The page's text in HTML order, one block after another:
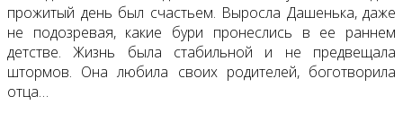
прожитый день был счастьем. Выросла Дашенька, даже
не подозревая, какие бури пронеслись в ее раннем
детстве. Жизнь была стабильной и не предвещала
штормов. Она любила своих родителей, боготворила
отца…